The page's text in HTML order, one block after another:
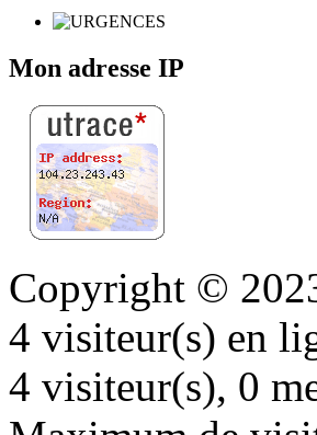
Mon adresse IP
Copyright ©
4 visiteur(s) en
4 visiteur(s), 0